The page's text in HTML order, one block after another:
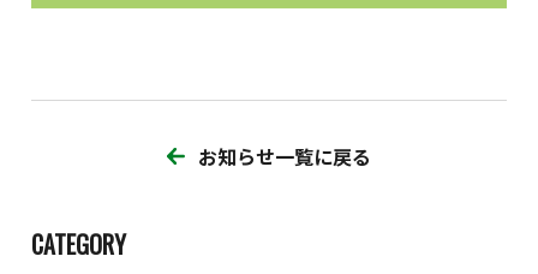
お知らせ一覧に戻る
CATEGORY